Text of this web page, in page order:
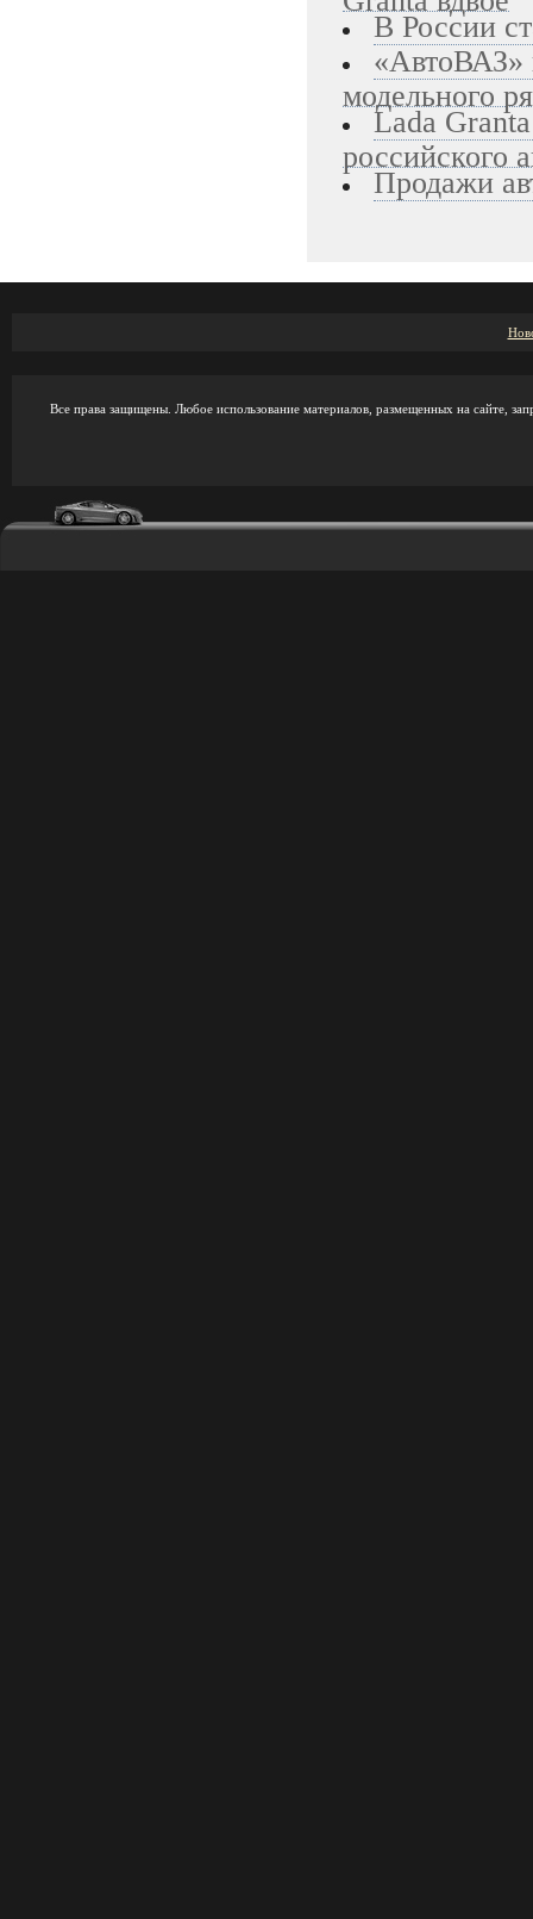
В России
«АвтоВАЗ»
модельного
Lada
российского
Продажи
Все права защищены. Любое использование материалов, размещенных на сайте,